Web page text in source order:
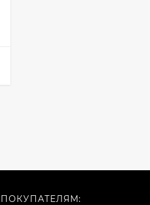
ПОКУПАТЕЛЯМ: